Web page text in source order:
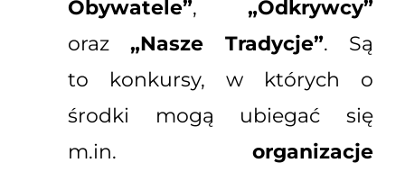
Obywatele”, „Odkrywcy”
oraz„Nasze Tradycje”. Są
to konkursy, w których o
środki mogą ubiegać się
m.in. organizacje